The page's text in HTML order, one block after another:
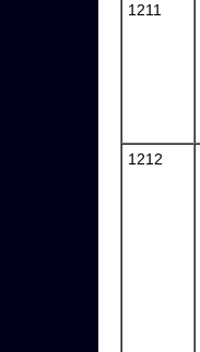
1211
1212